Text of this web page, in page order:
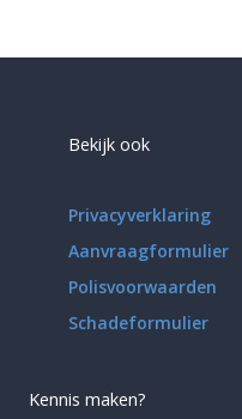
Bekijk ook
Privacyverklaring
Aanvraagformulier
Polisvoorwaarden
Schadeformulier
Kennis maken?